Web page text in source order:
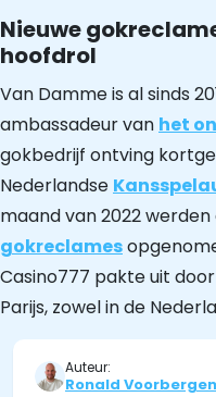
Nieuwe
hoofdrol
Van Damme is al sinds
ambassadeur van het
gokbedrijf ontving
Nederlandse
maand van 2022
gokreclames
Casino777 pakte uit
Parijs, zowel in de
Auteur:
Ronald